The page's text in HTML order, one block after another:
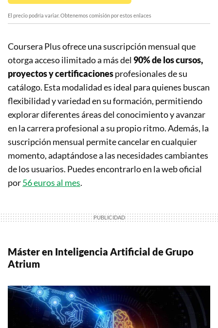
El precio podría variar. Obtenemos comisión por estos enlaces
Coursera Plus ofrece una suscripción mensual que
otorga acceso ilimitado a más del 90% de los cursos,
proyectos y certificacionesprofesionales de su
catálogo. Esta modalidad es ideal para quienes buscan
flexibilidad y variedad en su formación, permitiendo
explorar diferentes áreas del conocimiento y avanzar
en la carrera profesional a su propio ritmo. Además, la
suscripción mensual permite cancelar en cualquier
momento, adaptándose a las necesidades cambiantes
de los usuarios. Puedes encontrarlo en la web oficial
por56 euros al mes.
Máster en Inteligencia Artificial de Grupo
Atrium